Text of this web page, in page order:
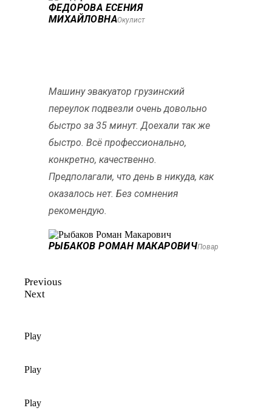
ФЕДОРОВА ЕСЕНИЯ
МИХАЙЛОВНАОкулист
Машину эвакуатор грузинский
переулок подвезли очень довольно
быстро за 35 минут. Доехали так же
быстро. Всё профессионально,
конкретно, качественно.
Предполагали, что день в никуда, как
оказалось нет. Без сомнения
рекомендую.
РЫБАКОВ РОМАН МАКАРОВИЧПовар
Previous
Next
Play
Play
Play